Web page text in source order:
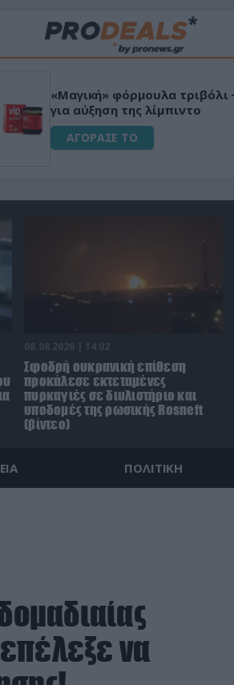
«Μαγική» φόρμουλα τριβόλι
για αύξηση της λίμπιντο
ΑΓΟΡΑΣΕ ΤΟ
08.08.2026 | 14:02
Σφοδρή ουκρανική επίθεση
προκάλεσε εκτεταμένες
πυρκαγιές σε διυλιστήριο και
υποδομές της ρωσικής Rosneft
(βίντεο)
ΠΟΛΙΤΙΚΗ
να